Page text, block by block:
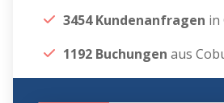
3454 Kundenanfragen in
1192 Buchungen aus